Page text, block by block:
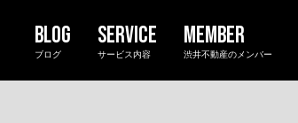
ブログ サービス内容 渋井不動産のメンバー